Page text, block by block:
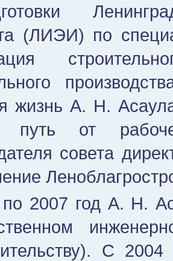
(ЛИЭИ) по
жизнь А. Н.
путь от
совета
2007 год А. Н.
С